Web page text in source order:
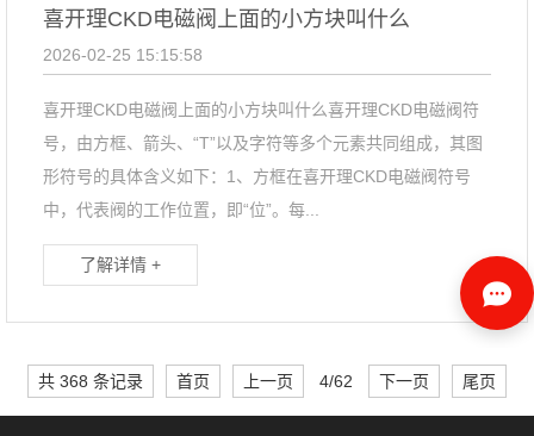
喜开理CKD电磁阀上面的小方块叫什么
2026-02-25 15:15:58
喜开理CKD电磁阀上面的小方块叫什么喜开理CKD电磁阀符
号，由方框、箭头、“T”以及字符等多个元素共同组成，其图
形符号的具体含义如下：1、方框在喜开理CKD电磁阀符号
中，代表阀的工作位置，即“位”。每...
了解详情 +
共 368 条记录 首页 上一页 4/62 下一页 尾页